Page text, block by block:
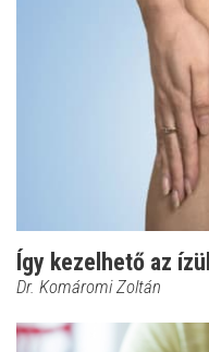
Így kezelhető az
Dr. Komáromi Zoltán